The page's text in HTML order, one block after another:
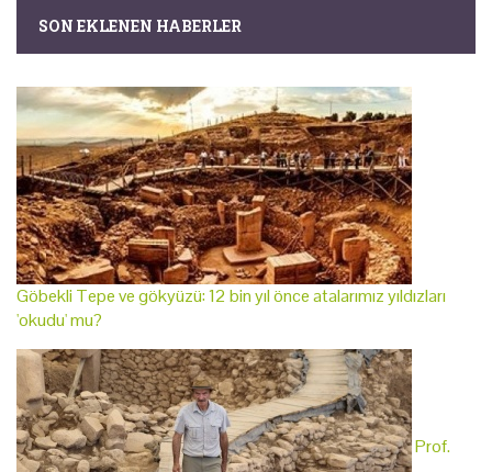
SON EKLENEN HABERLER
Göbekli Tepe ve gökyüzü: 12 bin yıl önce atalarımız yıldızları
'okudu' mu?
Prof.